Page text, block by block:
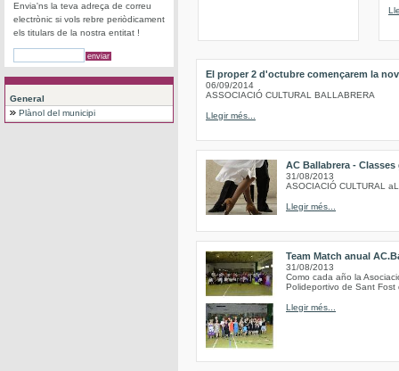
Envia'ns la teva adreça de correu
electrònic si vols rebre periòdicament
els titulars de la nostra entitat !
General
Plànol del municipi
El proper 2 d'octubre començarem la
06/09/2014
ASSOCIACIÓ CULTURAL BALLABRERA
Llegir més...
AC Ballabrera -
31/08/2013
ASOCIACIÓ CULTURAL
Llegir més...
Team Match anual
31/08/2013
Como cada año la
Polideportivo de Sant Fost
Llegir més...